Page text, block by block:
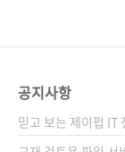
MySQL / 큐브리드 / 자
http://
공지사항
믿고 보는 제이펍 IT